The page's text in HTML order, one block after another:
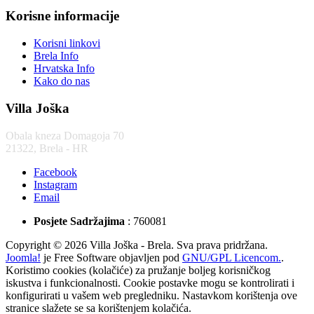
Korisne informacije
Korisni linkovi
Brela Info
Hrvatska Info
Kako do nas
Villa Joška
Obala kneza Domagoja 70
21322, Brela - HR
Facebook
Instagram
Email
Posjete Sadržajima : 760081
Copyright © 2026 Villa Joška - Brela. Sva prava pridržana.
Joomla! je Free Software objavljen pod GNU/GPL Licencom..
Koristimo cookies (kolačiće) za pružanje boljeg korisničkog
iskustva i funkcionalnosti. Cookie postavke mogu se kontrolirati i
konfigurirati u vašem web pregledniku. Nastavkom korištenja ove
stranice slažete se sa korištenjem kolačića.